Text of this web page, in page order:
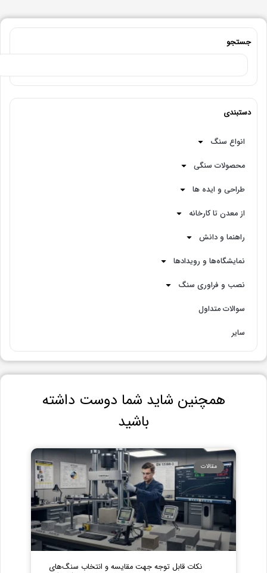
جستجو
دستبندی
انواع سنگ
محصولات سنگی
طراحی و ایده ها
از معدن تا کارخانه
راهنما و دانش
نمایشگاه‌ها و رویدادها
نصب و فراوری سنگ
سوالات متداول
سایر
همچنین شاید شما دوست داشته
باشید
مقالات
نکات قابل توجه جهت مقایسه و انتخاب سنگ‌های